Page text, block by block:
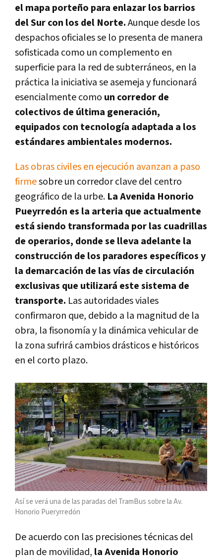
el mapa porteño para enlazar los barrios
del Sur con los del Norte.Aunque desde los
despachos oficiales se lo presenta de manera
sofisticada como un complemento en
superficie para la red de subterráneos, en la
práctica la iniciativa se asemeja y funcionará
esencialmente como un corredor de
colectivos de última generación,
equipados con tecnología adaptada a los
estándares ambientales modernos.
Las obras civiles en ejecución avanzan a paso
firmesobre un corredor clave del centro
geográfico de la urbe. La Avenida Honorio
Pueyrredón es la arteria que actualmente
está siendo transformada por las cuadrillas
de operarios, donde se lleva adelante la
construcción de los paradores específicos y
la demarcación de las vías de circulación
exclusivas que utilizará este sistema de
transporte. Las autoridades viales
confirmaron que, debido a la magnitud de la
obra, la fisonomía y la dinámica vehicular de
la zona sufrirá cambios drásticos e históricos
en el corto plazo.
Así se verá una de las paradas del TramBus sobre la Av.
Honorio Pueryrredón
De acuerdo con las precisiones técnicas del
plan de movilidad, la Avenida Honorio